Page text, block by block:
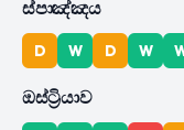
ස්පාඤ්ඤය
D W D W
ඔස්ට්‍රියාව